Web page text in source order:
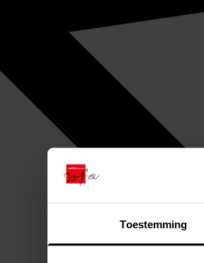
Toestemming